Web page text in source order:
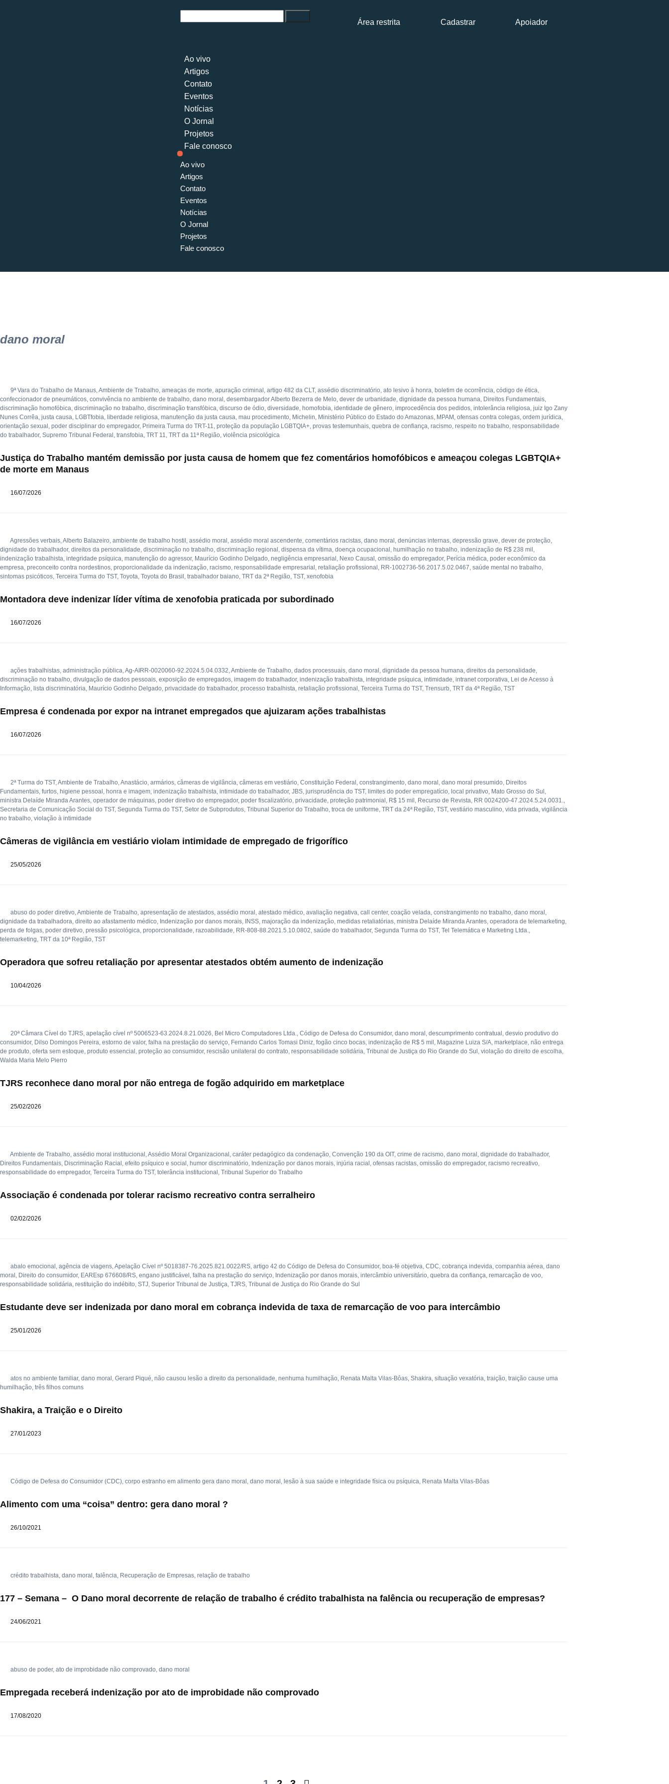
Área restrita Cadastrar Apoiador
Ao vivo
Artigos
Contato
Eventos
Notícias
O Jornal
Projetos
Fale conosco
Ao vivo
Artigos
Contato
Eventos
Notícias
O Jornal
Projetos
Fale conosco
dano moral
9ª Vara do Trabalho de Manaus,Ambiente de Trabalho, ameaças de morte, apuração criminal , artigo 482 da CLT, assédio discriminatório, ato lesivo à honra, boletim de ocorrência, código de ética,
confeccionador de pneumáticos, convivência no ambiente de trabalho, dano moral , desembargador Alberto Bezerra de Melo, dever de urbanidade, dignidade da pessoa humana, Direitos Fundamentais,
discriminação homofóbica, discriminação no trabalho, discriminação transfóbica, discurso de ódio, diversidade, homofobia, identidade de gênero, improcedência dos pedidos, intolerância religiosa, juiz Igo Zany
Nunes Corrêa, justa causa, LGBTfobia, liberdade religiosa, manutenção da justa causa, mau procedimento, Michelin, Ministério Público do Estado do Amazonas, MPAM , ofensas contra colegas, ordem jurídica,
orientação sexual , poder disciplinar do empregador, Primeira Turma do TRT-11, proteção da população LGBTQIA+, provas testemunhais, quebra de confiança, racismo, respeito no trabalho, responsabilidade
do trabalhador, Supremo Tribunal Federal , transfobia, TRT 11, TRT da 11ª Região, violência psicológica
Justiça do Trabalho mantém demissão por justa causa de homem que fez comentários homofóbicos e ameaçou colegas LGBTQIA+
de morte em Manaus
16/07/2026
Agressões verbais,Alberto Balazeiro, ambiente de trabalho hostil , assédio moral , assédio moral ascendente, comentários racistas, dano moral , denúncias internas, depressão grave, dever de proteção,
dignidade do trabalhador, direitos da personalidade, discriminação no trabalho, discriminação regional , dispensa da vítima, doença ocupacional , humilhação no trabalho, indenização de R$ 238 mil ,
indenização trabalhista, integridade psíquica, manutenção do agressor, Maurício Godinho Delgado, negligência empresarial , Nexo Causal , omissão do empregador, Perícia médica, poder econômico da
empresa, preconceito contra nordestinos, proporcionalidade da indenização, racismo, responsabilidade empresarial , retaliação profissional , RR-1002736-56.2017.5.02.0467, saúde mental no trabalho,
sintomas psicóticos, Terceira Turma do TST, Toyota, Toyota do Brasil , trabalhador baiano, TRT da 2ª Região, TST, xenofobia
Montadora deve indenizar líder vítima de xenofobia praticada por subordinado
16/07/2026
ações trabalhistas, administração pública,Ag-AIRR-0020060-92.2024.5.04.0332,Ambiente de Trabalho, dados processuais, dano moral , dignidade da pessoa humana, direitos da personalidade,
discriminação no trabalho, divulgação de dados pessoais, exposição de empregados, imagem do trabalhador, indenização trabalhista, integridade psíquica, intimidade, intranet corporativa, Lei de Acesso à
Informação, lista discriminatória, Maurício Godinho Delgado, privacidade do trabalhador, processo trabalhista, retaliação profissional , Terceira Turma do TST, Trensurb, TRT da 4ª Região, TST
Empresa é condenada por expor na intranet empregados que ajuizaram ações trabalhistas
16/07/2026
2ª Turma do TST,Ambiente de Trabalho,Anastácio, armários, câmeras de vigilância, câmeras em vestiário, Constituição Federal , constrangimento, dano moral , dano moral presumido, Direitos
Fundamentais, furtos, higiene pessoal , honra e imagem, indenização trabalhista, intimidade do trabalhador, JBS, jurisprudência do TST, limites do poder empregatício, local privativo, Mato Grosso do Sul ,
ministra Delaíde Miranda Arantes, operador de máquinas, poder diretivo do empregador, poder fiscalizatório, privacidade, proteção patrimonial , R$ 15 mil , Recurso de Revista, RR 0024200-47.2024.5.24.0031.,
Secretaria de Comunicação Social do TST, Segunda Turma do TST, Setor de Subprodutos, Tribunal Superior do Trabalho, troca de uniforme, TRT da 24ª Região, TST, vestiário masculino, vida privada, vigilância
no trabalho, violação à intimidade
Câmeras de vigilância em vestiário violam intimidade de empregado de frigorífico
25/05/2026
abuso do poder diretivo,Ambiente de Trabalho, apresentação de atestados, assédio moral , atestado médico, avaliação negativa, call center, coação velada, constrangimento no trabalho, dano moral ,
dignidade da trabalhadora, direito ao afastamento médico, Indenização por danos morais, INSS, majoração da indenização, medidas retaliatórias, ministra Delaíde Miranda Arantes, operadora de telemarketing,
perda de folgas, poder diretivo, pressão psicológica, proporcionalidade, razoabilidade, RR-808-88.2021.5.10.0802, saúde do trabalhador, Segunda Turma do TST, Tel Telemática e Marketing Ltda.,
telemarketing, TRT da 10ª Região, TST
Operadora que sofreu retaliação por apresentar atestados obtém aumento de indenização
10/04/2026
20ª Câmara Cível do TJRS, apelação cível nº 5006523-63.2024.8.21.0026, Bel Micro Computadores Ltda., Código de Defesa do Consumidor, dano moral , descumprimento contratual , desvio produtivo do
consumidor, Dilso Domingos Pereira, estorno de valor, falha na prestação do serviço, Fernando Carlos Tomasi Diniz, fogão cinco bocas, indenização de R$ 5 mil , Magazine Luiza S/A, marketplace, não entrega
de produto, oferta sem estoque, produto essencial , proteção ao consumidor, rescisão unilateral do contrato, responsabilidade solidária, Tribunal de Justiça do Rio Grande do Sul , violação do direito de escolha,
Walda Maria Melo Pierro
TJRS reconhece dano moral por não entrega de fogão adquirido em marketplace
25/02/2026
Ambiente de Trabalho, assédio moral institucional ,Assédio Moral Organizacional , caráter pedagógico da condenação, Convenção 190 da OIT, crime de racismo, dano moral , dignidade do trabalhador,
Direitos Fundamentais, Discriminação Racial , efeito psíquico e social , humor discriminatório, Indenização por danos morais, injúria racial , ofensas racistas, omissão do empregador, racismo recreativo,
responsabilidade do empregador, Terceira Turma do TST, tolerância institucional , Tribunal Superior do Trabalho
Associação é condenada por tolerar racismo recreativo contra serralheiro
02/02/2026
abalo emocional , agência de viagens,Apelação Cível nº 5018387-76.2025.821.0022/RS, artigo 42 do Código de Defesa do Consumidor, boa-fé objetiva, CDC, cobrança indevida, companhia aérea, dano
moral , Direito do consumidor, EAREsp 676608/RS, engano justificável , falha na prestação do serviço, Indenização por danos morais, intercâmbio universitário, quebra da confiança, remarcação de voo,
responsabilidade solidária, restituição do indébito, STJ, Superior Tribunal de Justiça, TJRS, Tribunal de Justiça do Rio Grande do Sul
Estudante deve ser indenizada por dano moral em cobrança indevida de taxa de remarcação de voo para intercâmbio
25/01/2026
atos no ambiente familiar, dano moral , Gerard Piqué, não causou lesão a direito da personalidade, nenhuma humilhação, Renata Malta Vilas-Bôas, Shakira, situação vexatória, traição, traição cause uma
humilhação, três filhos comuns
Shakira, a Traição e o Direito
27/01/2023
Código de Defesa do Consumidor (CDC), corpo estranho em alimento gera dano moral , dano moral , lesão à sua saúde e integridade física ou psíquica, Renata Malta Vilas-Bôas
Alimento com uma “coisa” dentro: gera dano moral ?
26/10/2021
crédito trabalhista, dano moral , falência, Recuperação de Empresas, relação de trabalho
177 – Semana – O Dano moral decorrente de relação de trabalho é crédito trabalhista na falência ou recuperação de empresas?
24/06/2021
abuso de poder, ato de improbidade não comprovado, dano moral
Empregada receberá indenização por ato de improbidade não comprovado
17/08/2020